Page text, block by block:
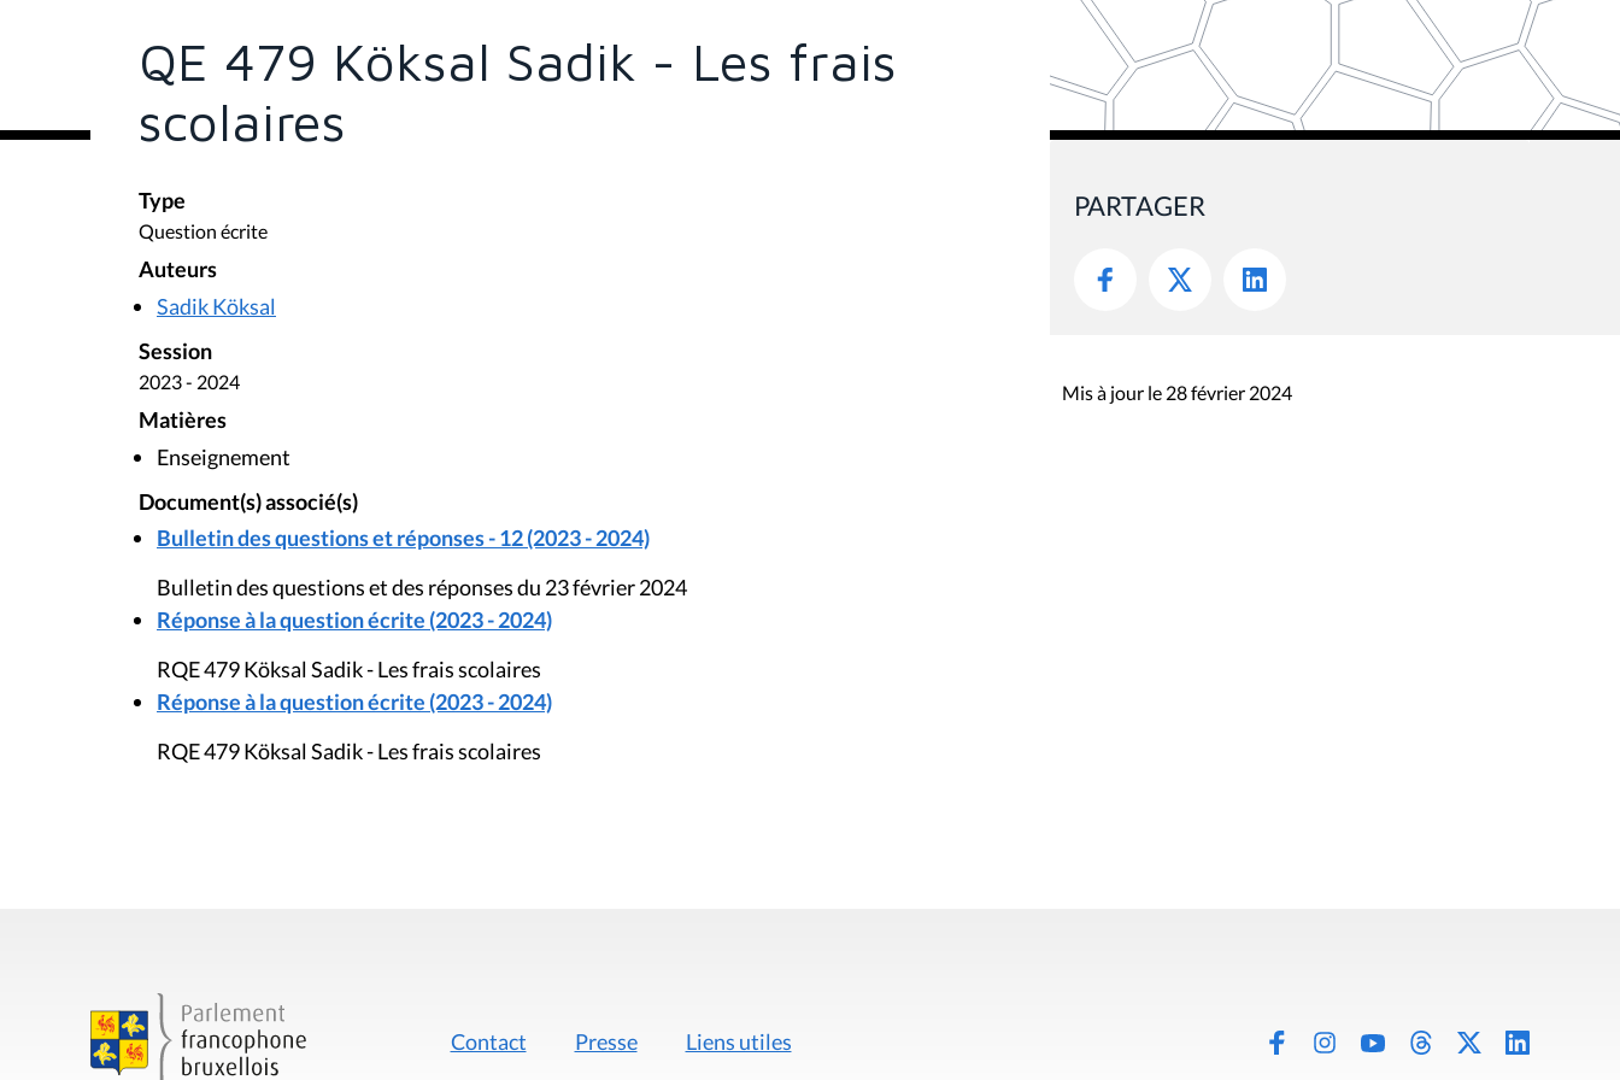
e
s
c
i
QE 479 Köksal Sadik - Les frais
scolaires
Type
Question écrite
Auteurs
Sadik Köksal
Session
2023 - 2024
Matières
Enseignement
Document(s) associé(s)
Bulletin des questions et réponses - 12 (2023 - 2024)
Bulletin des questions et des réponses du 23 février 2024
Réponse à la question écrite (2023 - 2024)
RQE 479 Köksal Sadik - Les frais scolaires
Réponse à la question écrite (2023 - 2024)
RQE 479 Köksal Sadik - Les frais scolaires
PARTAGER
Mis à jour le 28 février 2024
Contact Presse Liens utiles